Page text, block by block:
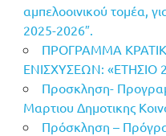
αμπελοοινικού τομέα,
2025-2026″.
ΠΡΟΓΡΑΜΜΑ
ΕΝΙΣΧΥΣΕΩΝ: «ΕΤΗΣΙΟ
Προσκληση-
Μαρτιου Δημοτικης
Πρόσκληση –